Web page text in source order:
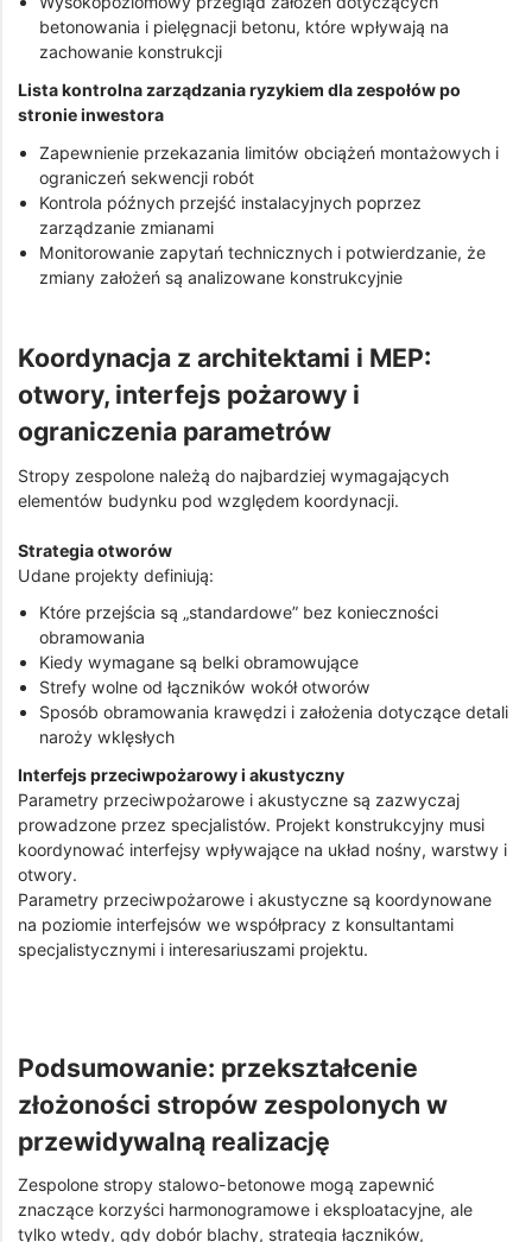
betonowania i pielęgnacji betonu, które wpływają na
zachowanie konstrukcji
Lista kontrolna zarządzania ryzykiem dla zespołów po
stronie inwestora
Zapewnienie przekazania limitów obciążeń montażowych i
ograniczeń sekwencji robót
Kontrola późnych przejść instalacyjnych poprzez
zarządzanie zmianami
Monitorowanie zapytań technicznych i potwierdzanie, że
zmiany założeń są analizowane konstrukcyjnie
Koordynacja z architektami i MEP:
otwory, interfejs pożarowy i
ograniczenia parametrów
Stropy zespolone należą do najbardziej wymagających
elementów budynku pod względem koordynacji.
Strategia otworów
Udane projekty definiują:
Które przejścia są „standardowe” bez konieczności
obramowania
Kiedy wymagane są belki obramowujące
Strefy wolne od łączników wokół otworów
Sposób obramowania krawędzi i założenia dotyczące detali
naroży wklęsłych
Interfejs przeciwpożarowy i akustyczny
Parametry przeciwpożarowe i akustyczne są zazwyczaj
prowadzone przez specjalistów. Projekt konstrukcyjny musi
koordynować interfejsy wpływające na układ nośny, warstwy i
otwory.
Parametry przeciwpożarowe i akustyczne są koordynowane
na poziomie interfejsów we współpracy z konsultantami
specjalistycznymi i interesariuszami projektu.
Podsumowanie: przekształcenie
złożoności stropów zespolonych w
przewidywalną realizację
Zespolone stropy stalowo-betonowe mogą zapewnić
znaczące korzyści harmonogramowe i eksploatacyjne, ale
tylko wtedy, gdy dobór blachy, strategia łączników,